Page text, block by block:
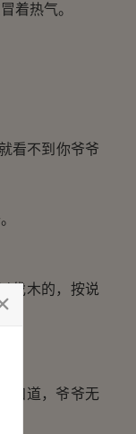
着热气。
看不到你爷爷
伐木的，按说
知道，爷爷无